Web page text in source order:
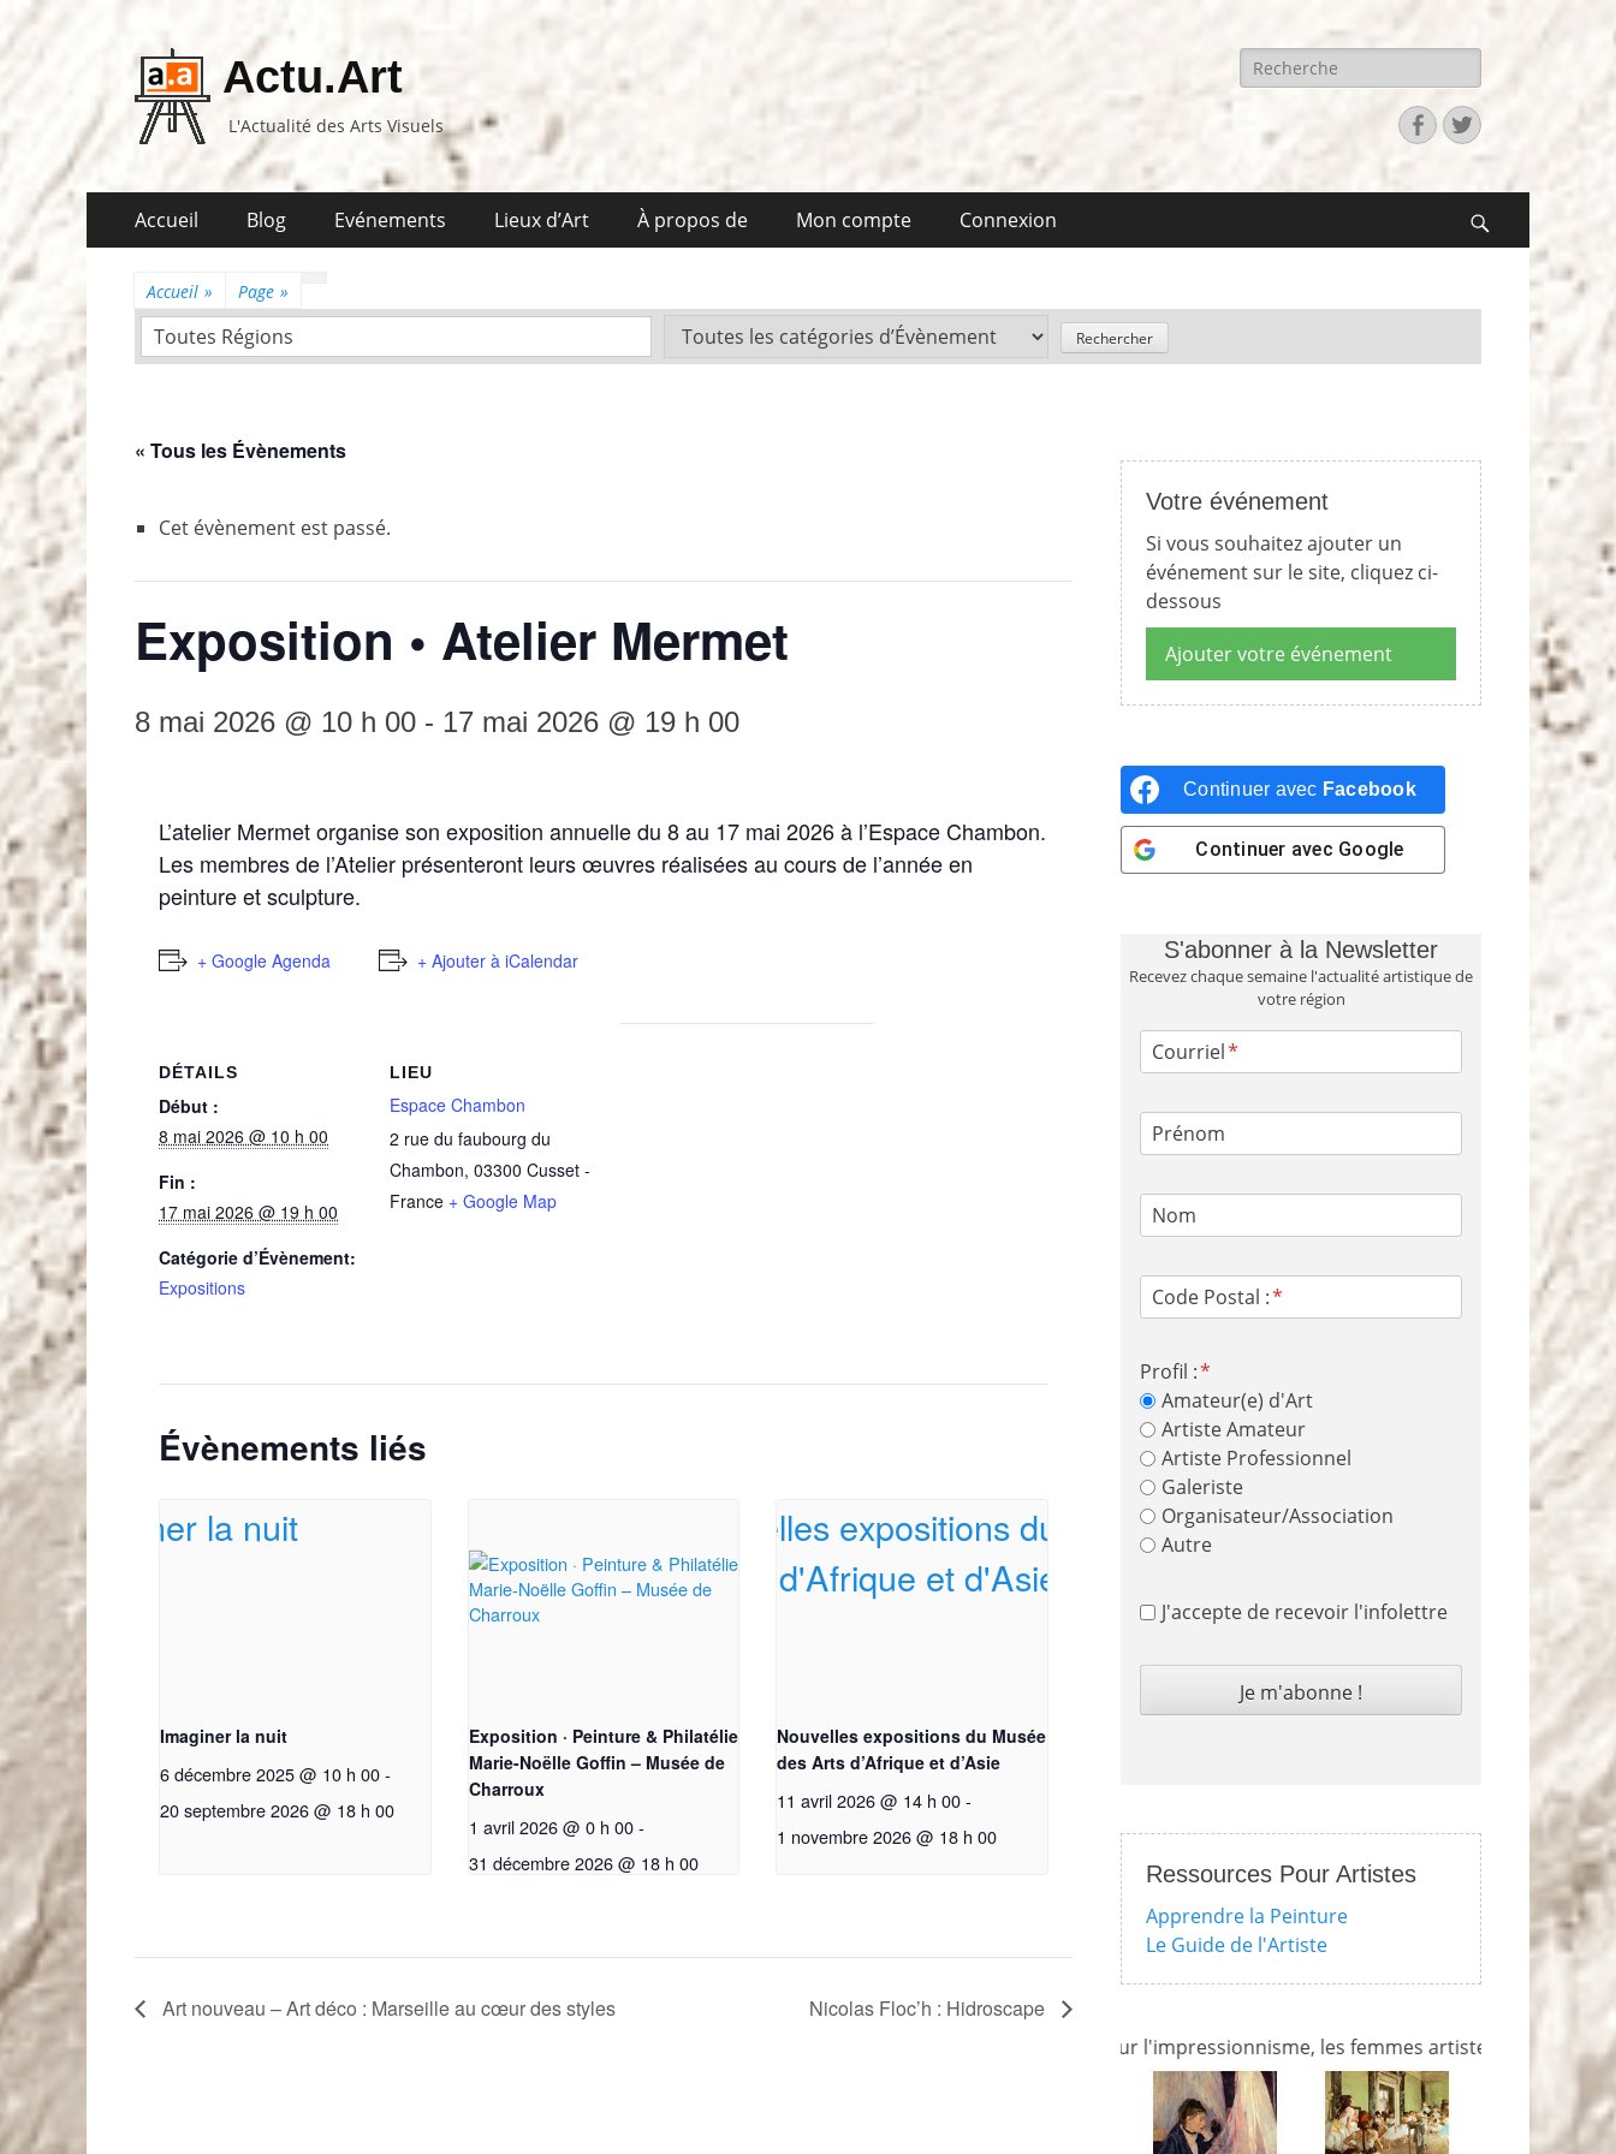
Actu.Art
L'Actualité des Arts Visuels
Recherche
pour:
Facebook
Twitter
Premier
menu
Accueil Blog Evénements Lieux d’Art À propos de Mon compte Connexion
Accueil » Page »
Toutes Régions
« Tous les Évènements
Cet évènement est passé.
Exposition • Atelier Mermet
8 mai 2026 @ 10 h 00 - 17 mai 2026 @ 19 h 00
L’atelier Mermet organise son exposition annuelle du 8 au 17 mai 2026 à l’Espace Chambon.
Les membres de l’Atelier présenteront leurs œuvres réalisées au cours de l’année en
peinture et sculpture.
+ Google Agenda + Ajouter à iCalendar
DÉTAILS
Début :
8 mai 2026 @ 10 h 00
Fin :
17 mai 2026 @ 19 h 00
Catégorie d’Évènement:
Expositions
LIEU
Espace Chambon
2 rue du faubourg du
Chambon, 03300 Cusset -
France + Google Map
Évènements liés
Imaginer la nuit
6 décembre 2025 @ 10 h 00-
20 septembre 2026 @ 18 h 00
Exposition · Peinture & Philatélie
Marie-Noëlle Goffin – Musée de
Charroux
1 avril 2026 @ 0 h 00 -
31 décembre 2026 @ 18 h 00
Nouvelles expositions du Musée
des Arts d’Afrique et d’Asie
11 avril 2026 @ 14 h 00-
1 novembre 2026 @ 18 h 00
Art nouveau – Art déco : Marseille au cœur des styles Nicolas Floc’h : Hidroscape
Votre événement
Si vous souhaitez ajouter un
événement sur le site, cliquez ci-
dessous
Ajouter votre événement
Continuer avec Facebook
Continuer avec Google
S'abonner à la Newsletter
Recevez chaque semaine l'actualité artistique de
votre région
Courriel
Prénom
Nom
Code Postal :
Profil :
Amateur(e) d'Art
Artiste Amateur
Artiste Professionnel
Galeriste
Organisateur/Association
Autre
J'accepte de recevoir l'infolettre
Ressources Pour Artistes
Apprendre la Peinture
Le Guide de l'Artiste
Testez vos connaissances artistiques avec nos quizzes sur l'impressionnisme, les femmes artistes et bien d'autres